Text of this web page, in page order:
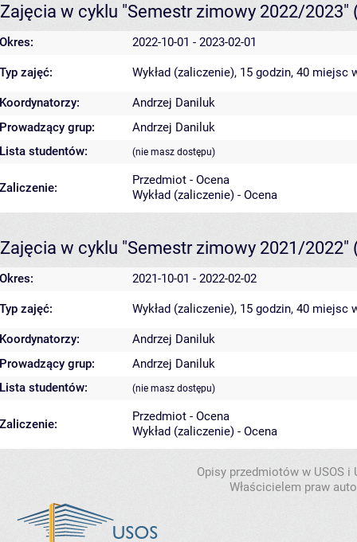
Zajęcia w cyklu "Semestr zimowy 2022/2023"
Okres: 2022-10-01 - 2023-02-01
Typ zajęć: Wykład (zaliczenie), 15 godzin, 40 miejsc
Koordynatorzy:
Andrzej Daniluk
Prowadzący grup:
Andrzej Daniluk
Lista studentów:
(nie masz dostępu)
Zaliczenie:
Przedmiot - Ocena
Wykład (zaliczenie) - Ocena
Zajęcia w cyklu "Semestr zimowy 2021/2022"
Okres: 2021-10-01 - 2022-02-02
Typ zajęć: Wykład (zaliczenie), 15 godzin, 40 miejsc
Koordynatorzy:
Andrzej Daniluk
Prowadzący grup:
Andrzej Daniluk
Lista studentów:
(nie masz dostępu)
Zaliczenie:
Przedmiot - Ocena
Wykład (zaliczenie) - Ocena
Opisy przedmiotów w USOS
Właścicielem praw